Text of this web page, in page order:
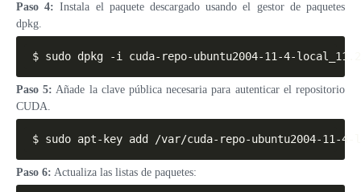
Paso 4: Instala el paquete descargado usando el gestor de paquetes
dpkg.
$ sudo dpkg -i cuda-repo-ubuntu2004-11-4-
Paso 5: Añade la clave pública necesaria para autenticar el repositorio
CUDA.
$ sudo apt-key add /var/cuda-repo-ubuntu2004-11-
Paso 6: Actualiza las listas de paquetes: